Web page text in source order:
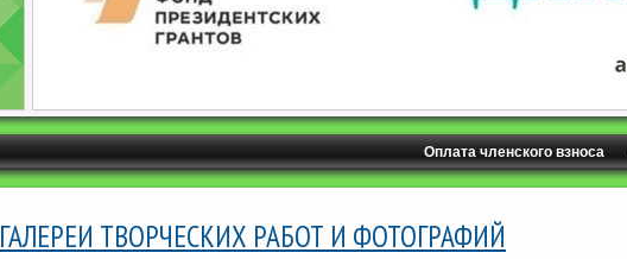
Оплата членского взноса
ГАЛЕРЕИ ТВОРЧЕСКИХ РАБОТ И ФОТОГРАФИЙ